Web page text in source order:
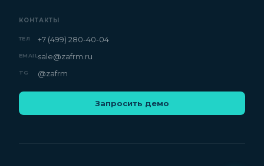
КОНТАКТЫ
ТЕЛ +7 (499) 280-40-04
EMAIL sale@zafrm.ru
TG @zafrm
Запросить демо